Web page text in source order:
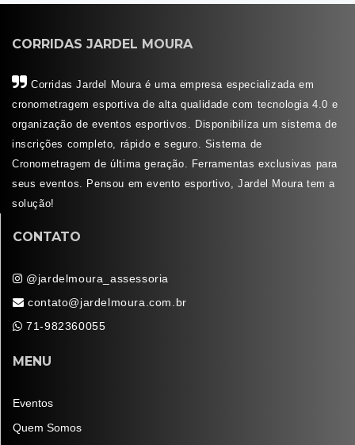
CORRIDAS JARDEL MOURA
Corridas Jardel Moura é uma empresa especializada em
cronometragem esportiva de alta qualidade com tecnologia 4.0 e
organização de eventos esportivos. Disponibiliza um sistema de
inscrições completo, rápido e seguro. Sistema de
Cronometragem de última geração. Ferramentas exclusivas para
seus eventos. Pensou em evento esportivo, Jardel Moura tem a
solução!
CONTATO
@jardelmoura_assessoria
contato@jardelmoura.com.br
71-982360055
MENU
Eventos
Quem Somos